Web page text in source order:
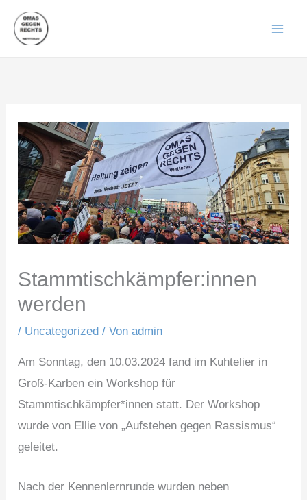
Inhalt
Stammtischkämpfer:innen
werden
/ Uncategorized / Vonadmin
Am Sonntag, den 10.03.2024 fand im Kuhtelier in
Groß-Karben ein Workshop für
Stammtischkämpfer*innen statt. Der Workshop
wurde von Ellie von „Aufstehen gegen Rassismus“
geleitet.
Nach der Kennenlernrunde wurden neben